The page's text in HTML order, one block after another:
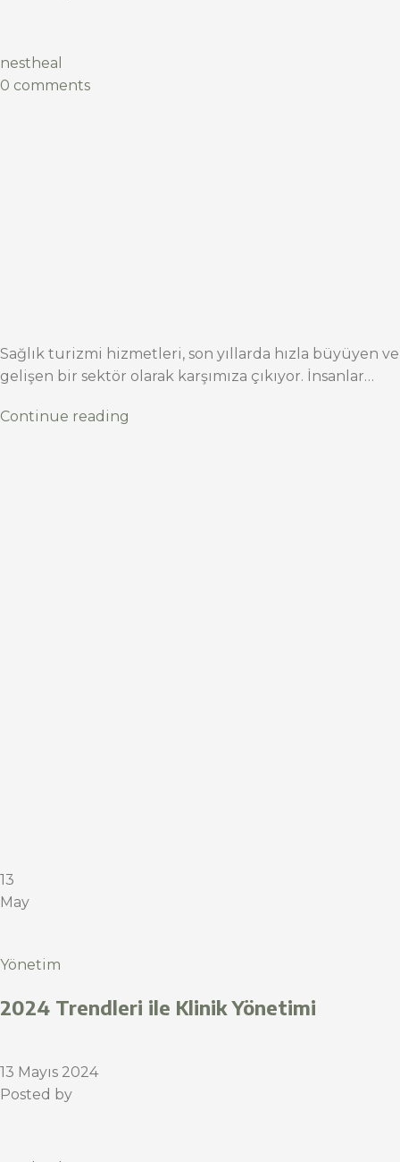
nestheal
0 comments
Sağlık turizmi hizmetleri, son yıllarda hızla büyüyen ve
gelişen bir sektör olarak karşımıza çıkıyor. İnsanlar…
Continue reading
13
May
Yönetim
2024 Trendleri ile Klinik Yönetimi
13 Mayıs 2024
Posted by